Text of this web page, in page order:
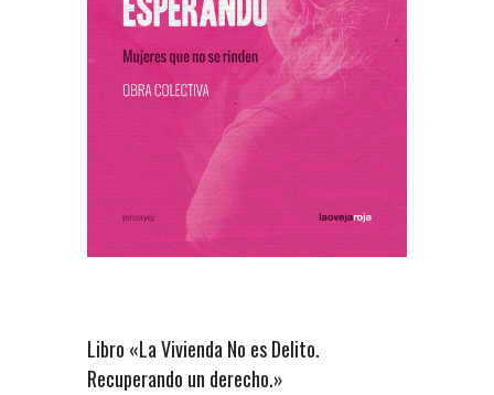
Libro «La Vivienda No es Delito.
Recuperando un derecho.»